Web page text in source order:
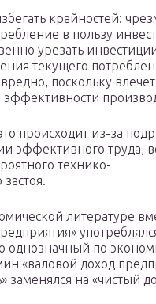
крайностей:
в пользу
урезать
текущего
поскольку
происходит из-за
эффективного труда,
технико-
литературе
однозначный по
«валовой доход
заменялся на «чистый